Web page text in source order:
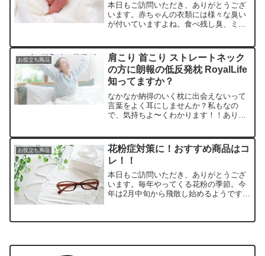
本日もご訪問いただき、ありがとうござ
います。赤ちゃんの衣類には様々な臭い
が付いていますよね。食べ残し臭、ミル
洗濯洗剤がいい。。。そんな赤ちゃん思
いのお母さんにオススメしたい...
お役立ち商品
肩こり 首こり ストレートネック
の方に朗報の低反発枕 RoyalLife
知ってますか？
なかなか納得のいく枕に出会えないって
言葉をよく耳にしませんか？私もなの
で、気持ちよ〜くわかります！！ありと
ることが大好きだから、とにかく最高の
状態で眠りたいんだよね。そ...
お役立ち商品
花粉症対策に！おすすめ商品はコ
レ！！
本日もご訪問いただき、ありがとうござ
います。毎年やってくる花粉の季節。今
年は2月中旬から飛散し始めるようです。
四国、東海、関東地方の一部から花粉シ